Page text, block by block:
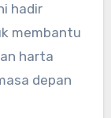
hadir
membantu
harta
depan